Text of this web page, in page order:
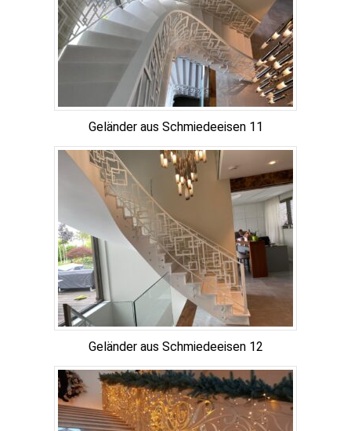
Geländer aus Schmiedeeisen 11
Geländer aus Schmiedeeisen 12